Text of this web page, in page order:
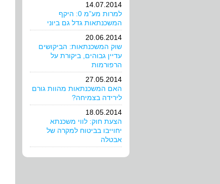
14.07.2014
למרות מע”מ 0: היקף
המשכנתאות גדל גם ביוני
20.06.2014
שוק המשכנתאות: הביקושים
עדיין גבוהים, ביקורת על
הרפורמות
27.05.2014
האם המשכנתאות מהוות גורם
לירידה בצמיחה?
18.05.2014
הצעת חוק: לווי משכנתא
יחוייבו בביטוח למקרה של
אבטלה